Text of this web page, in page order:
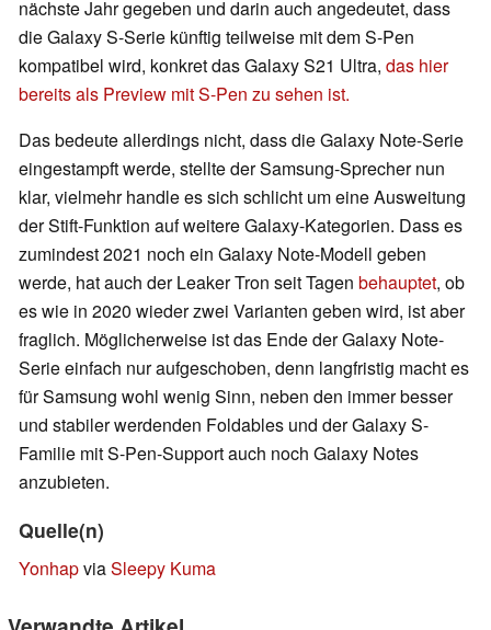
nächste Jahr gegeben und darin auch angedeutet, dass
die Galaxy S-Serie künftig teilweise mit dem S-Pen
kompatibel wird, konkret das Galaxy S21 Ultra, das hier
bereits als Preview mit S-Pen zu sehen ist.
Das bedeute allerdings nicht, dass die Galaxy Note-Serie
eingestampft werde, stellte der Samsung-Sprecher nun
klar, vielmehr handle es sich schlicht um eine Ausweitung
der Stift-Funktion auf weitere Galaxy-Kategorien. Dass es
zumindest 2021 noch ein Galaxy Note-Modell geben
werde, hat auch der Leaker Tron seit Tagen behauptet, ob
es wie in 2020 wieder zwei Varianten geben wird, ist aber
fraglich. Möglicherweise ist das Ende der Galaxy Note-
Serie einfach nur aufgeschoben, denn langfristig macht es
für Samsung wohl wenig Sinn, neben den immer besser
und stabiler werdenden Foldables und der Galaxy S-
Familie mit S-Pen-Support auch noch Galaxy Notes
anzubieten.
Quelle(n)
YonhapviaSleepy Kuma